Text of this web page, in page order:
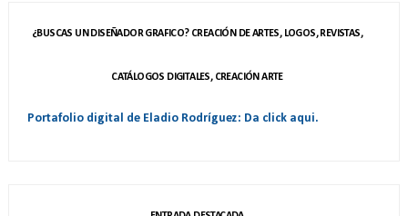
¿BUSCAS UN DISEÑADOR GRAFICO? CREACIÓN DE ARTES, LOGOS, REVISTAS,
CATÁLOGOS DIGITALES, CREACIÓN ARTE
Portafolio digital de Eladio Rodríguez: Da click aqui.